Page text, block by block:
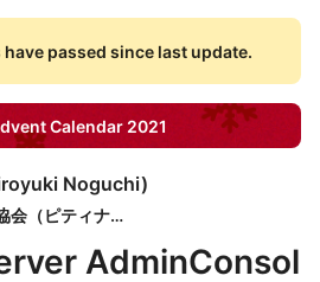
passed since last update.
Calendar 2021
Noguchi)
全日本ピアノ指導者協会（ピティナ）
AdminConsol